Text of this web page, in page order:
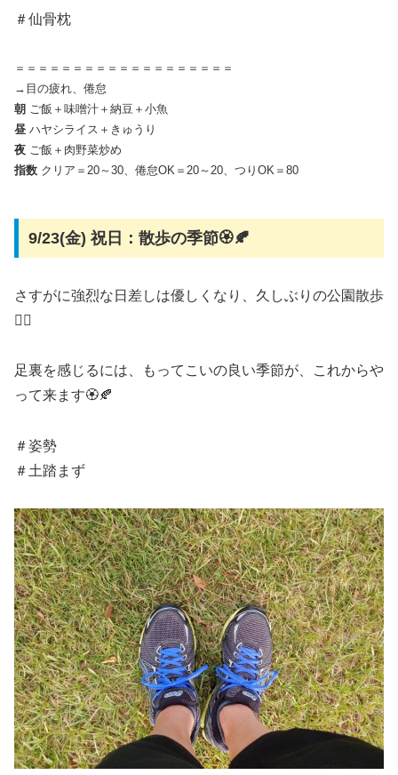
＃仙骨枕
＝＝＝＝＝＝＝＝＝＝＝＝＝＝＝＝＝＝＝
→目の疲れ、倦怠
朝 ご飯＋味噌汁＋納豆＋小魚
昼 ハヤシライス＋きゅうり
夜 ご飯＋肉野菜炒め
指数 クリア＝20～30、倦怠OK＝20～20、つりOK＝80
9/23(金) 祝日：散歩の季節🏵️🍂
さすがに強烈な日差しは優しくなり、久しぶりの公園散歩
🚶‍♂️
足裏を感じるには、もってこいの良い季節が、これからや
って来ます🏵️🍂
＃姿勢
＃土踏まず